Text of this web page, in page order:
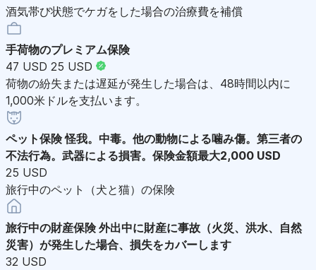
酒気帯び状態でケガをした場合の治療費を補償
手荷物のプレミアム保険
47 USD 25 USD
荷物の紛失または遅延が発生した場合は、48時間以内に
1,000米ドルを支払います。
ペット保険 怪我。中毒。他の動物による噛み傷。第三者の
不法行為。武器による損害。保険金額最大2,000 USD
25 USD
旅行中のペット（犬と猫）の保険
旅行中の財産保険 外出中に財産に事故（火災、洪水、自然
災害）が発生した場合、損失をカバーします
32 USD